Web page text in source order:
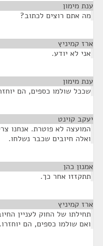
ענת מימון
מה אתם רוצים לכתוב?
ארז קמיניץ
אני לא יודע.
ענת מימון
שככל שולמו כספים, הם
יעקב קוינט
המועצה לא פוטרת. אנחנו
ואלה חיובים שכבר נשלחו.
אמנון כהן
תתקזזו אחר כך.
ארז קמיניץ
ואם שולמו כספים, הם